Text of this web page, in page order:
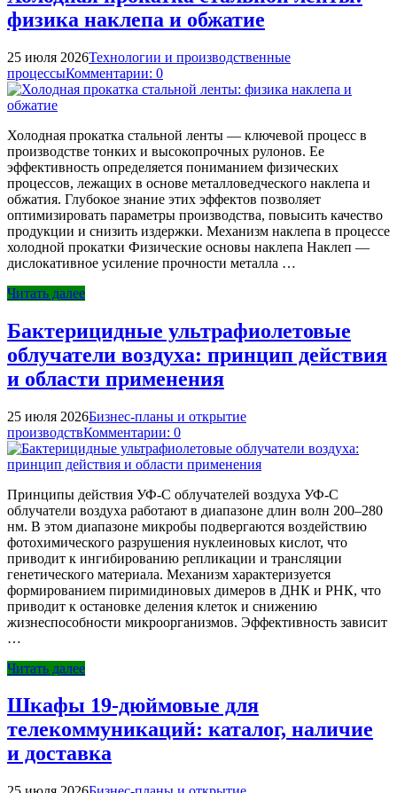
физика наклепа и обжатие
25 июля 2026Технологии и производственные
процессыКомментарии: 0
Холодная прокатка стальной ленты — ключевой процесс в
производстве тонких и высокопрочных рулонов. Ее
эффективность определяется пониманием физических
процессов, лежащих в основе металловедческого наклепа и
обжатия. Глубокое знание этих эффектов позволяет
оптимизировать параметры производства, повысить качество
продукции и снизить издержки. Механизм наклепа в процессе
холодной прокатки Физические основы наклепа Наклеп —
дислокативное усиление прочности металла …
Читать далее
Бактерицидные ультрафиолетовые
облучатели воздуха: принцип действия
и области применения
25 июля 2026Бизнес-планы и открытие
производствКомментарии: 0
Принципы действия УФ-C облучателей воздуха УФ-C
облучатели воздуха работают в диапазоне длин волн 200–280
нм. В этом диапазоне микробы подвергаются воздействию
фотохимического разрушения нуклеиновых кислот, что
приводит к ингибированию репликации и трансляции
генетического материала. Механизм характеризуется
формированием пиримидиновых димеров в ДНК и РНК, что
приводит к остановке деления клеток и снижению
жизнеспособности микроорганизмов. Эффективность зависит
…
Читать далее
Шкафы 19-дюймовые для
телекоммуникаций: каталог, наличие
и доставка